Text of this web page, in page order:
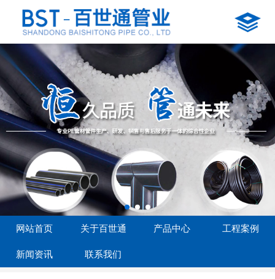
关于百世通
产品中心
工程案例
联系我们
网站首页 关于百世通 产品中心 工程案例
新闻资讯 联系我们